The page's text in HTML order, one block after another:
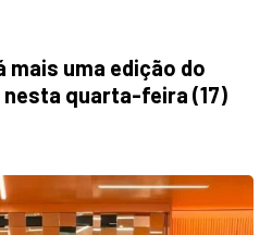
uma edição do
nesta quarta-feira (17)